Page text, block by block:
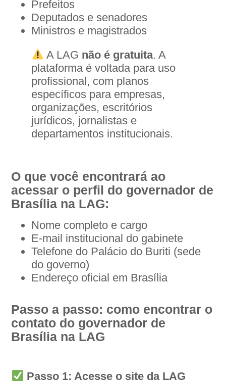
Prefeitos
Deputados e senadores
Ministros e magistrados
A LAG não é gratuita. A
plataforma é voltada para uso
profissional, com planos
específicos para empresas,
organizações, escritórios
jurídicos, jornalistas e
departamentos institucionais.
O que você encontrará ao
acessar o perfil do governador de
Brasília na LAG:
Nome completo e cargo
E-mail institucional do gabinete
Telefone do Palácio do Buriti (sede
do governo)
Endereço oficial em Brasília
Passo a passo: como encontrar o
contato do governador de
Brasília na LAG
Passo 1: Acesse o site da LAG